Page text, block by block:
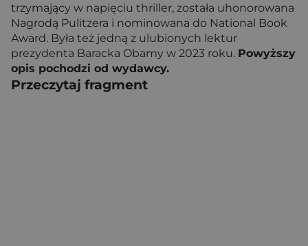
trzymający w napięciu thriller, została uhonorowana
Nagrodą Pulitzera i nominowana do National Book
Award. Była też jedną z ulubionych lektur
prezydenta Baracka Obamy w 2023 roku. Powyższy
opis pochodzi od wydawcy.
Przeczytaj fragment